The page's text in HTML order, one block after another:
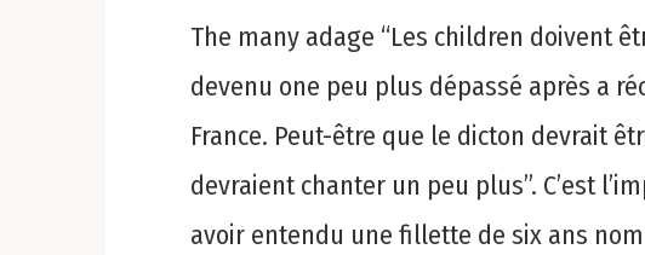
The many adage “Les children doivent
devenu one peu plus dépassé après a
France. Peut-être que le dicton devrait
devraient chanter un peu plus”. C’est
avoir entendu une fillette de six ans